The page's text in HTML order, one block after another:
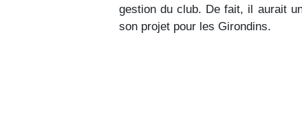
gestion du club. De fait, il aurait
son projet pour les Girondins.